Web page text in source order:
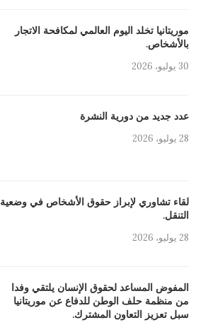
موريتانيا تخلد اليوم العالمي لمكافحة الاتجار
بالأشخاص.
30 يوليو، 2026
عدد جديد من دورية النشرة
28 يوليو، 2026
لقاء تشاوري لإبراز حقوق الأشخاص في وضعية
التنقل.
28 يوليو، 2026
المفوض المساعد لحقوق الإنسان يلتقي وفدا
من منظمة حلف الوطن للدفاع عن موريتانيا
سبل تعزيز التعاون المشترك.